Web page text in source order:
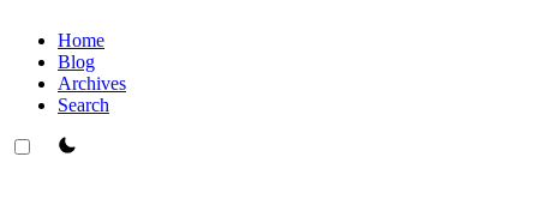
Home
Blog
Archives
Search
theme switcher